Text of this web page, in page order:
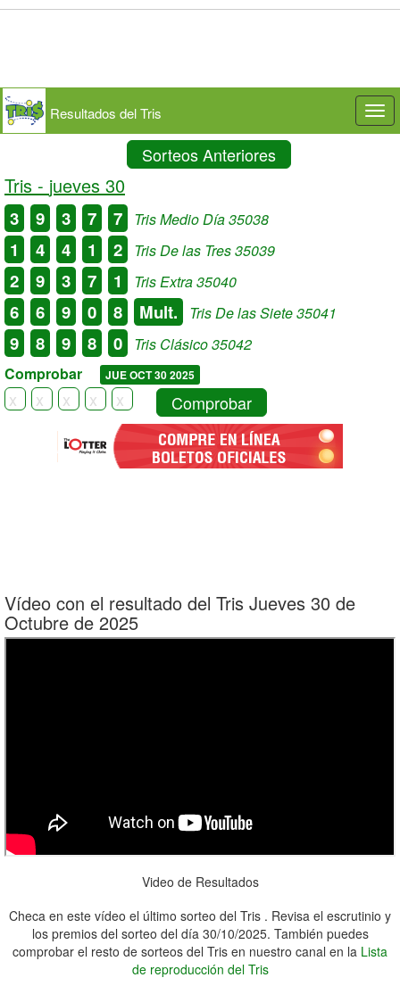
Resultados del Tris
Sorteos Anteriores
Tris - jueves 30
3 9 3 7 7 Tris Medio Día 35038
1 4 4 1 2 Tris De las Tres 35039
2 9 3 7 1 Tris Extra 35040
6 6 9 0 8 Mult. Tris De las Siete 35041
9 8 9 8 0
Tris Clásico 35042
Comprobar
JUE OCT 30 2025
Comprobar
Vídeo con el resultado del Tris Jueves 30 de
Octubre de 2025
Video de Resultados
Checa en este vídeo el último sorteo del Tris . Revisa el escrutinio y
los premios del sorteo del día 30/10/2025. También puedes
comprobar el resto de sorteos del Tris en nuestro canal en la Lista
de reproducción del Tris